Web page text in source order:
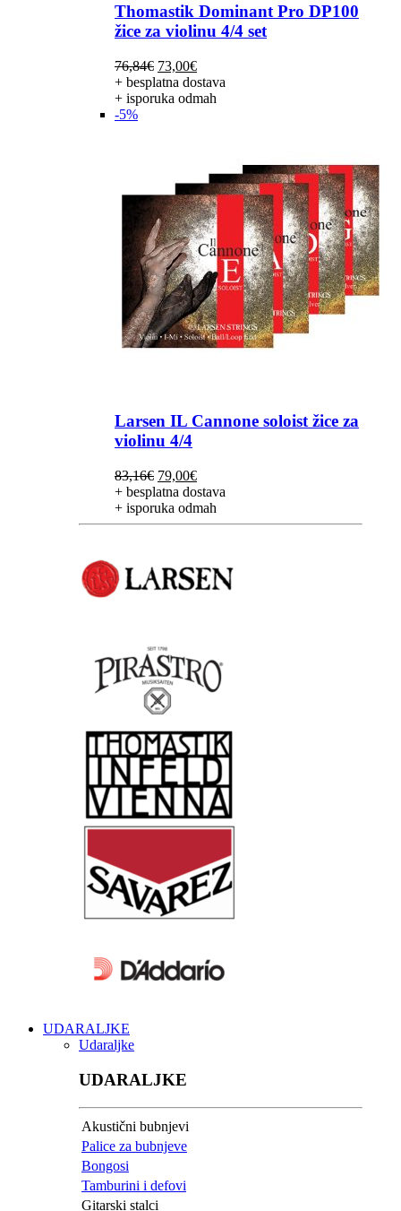
Thomastik Dominant Pro DP100
žice za violinu 4/4 set
76,84€ Izvorna
cijena
bila
73,00€Trenutna
cijena
je:
+ besplatna dostava
+ isporuka odmah
-5%
Larsen IL Cannone soloist žice za
violinu 4/4
83,16€ Izvorna
cijena
bila
je:
79,00€Trenutna
cijena
je:
79,00€.
+ besplatna dostava
+ isporuka odmah
UDARALJKE
Udaraljke
UDARALJKE
Akustični bubnjevi
Palice za bubnjeve
Bongosi
Tamburini i defovi
Gitarski stalci